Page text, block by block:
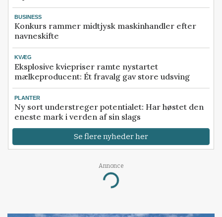
BUSINESS
Konkurs rammer midtjysk maskinhandler efter
navneskifte
KVÆG
Eksplosive kviepriser ramte nystartet
mælkeproducent: Ét fravalg gav store udsving
PLANTER
Ny sort understreger potentialet: Har høstet den
eneste mark i verden af sin slags
Se flere nyheder her
Annonce
Loading...